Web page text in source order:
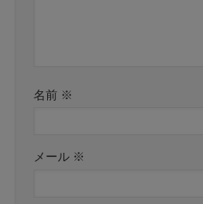
名前 ※
メール ※